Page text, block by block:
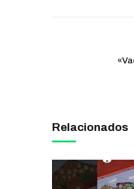
Relacionados